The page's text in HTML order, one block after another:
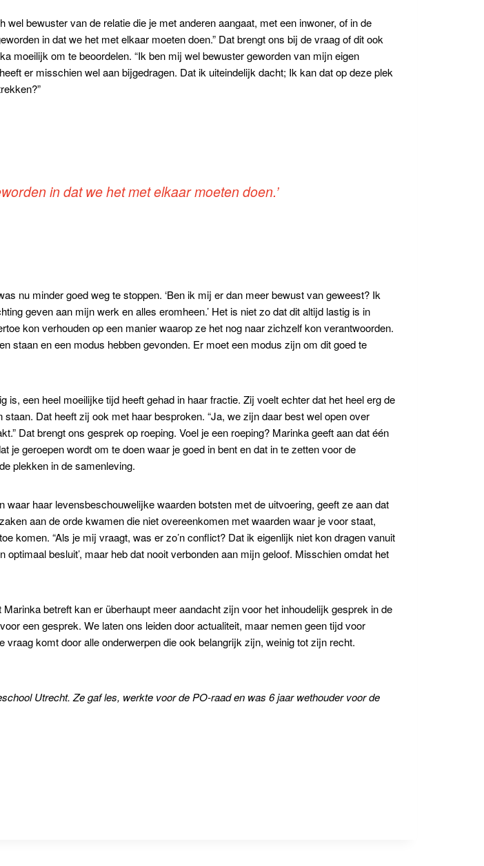
bewuster van de relatie die je met anderen aangaat, met een inwoner, of in de
in dat we het met elkaar moeten doen.” Dat brengt ons bij de vraag of dit ook
moeilijk om te beoordelen. “Ik ben mij wel bewuster geworden van mijn eigen
er misschien wel aan bijgedragen. Dat ik uiteindelijk dacht; Ik kan dat op deze plek
in dat we het met elkaar moeten doen.’
nu minder goed weg te stoppen. ‘Ben ik mij er dan meer bewust van geweest? Ik
geven aan mijn werk en alles eromheen.’ Het is niet zo dat dit altijd lastig is in
kon verhouden op een manier waarop ze het nog naar zichzelf kon verantwoorden.
staan en een modus hebben gevonden. Er moet een modus zijn om dit goed te
een heel moeilijke tijd heeft gehad in haar fractie. Zij voelt echter dat het heel erg de
Dat heeft zij ook met haar besproken. “Ja, we zijn daar best wel open over
Dat brengt ons gesprek op roeping. Voel je een roeping? Marinka geeft aan dat één
je geroepen wordt om te doen waar je goed in bent en dat in te zetten voor de
plekken in de samenleving.
haar levensbeschouwelijke waarden botsten met de uitvoering, geeft ze aan dat
aan de orde kwamen die niet overeenkomen met waarden waar je voor staat,
komen. “Als je mij vraagt, was er zo’n conflict? Dat ik eigenlijk niet kon dragen vanuit
besluit’, maar heb dat nooit verbonden aan mijn geloof. Misschien omdat het
betreft kan er überhaupt meer aandacht zijn voor het inhoudelijk gesprek in de
een gesprek. We laten ons leiden door actualiteit, maar nemen geen tijd voor
komt door alle onderwerpen die ook belangrijk zijn, weinig tot zijn recht.
Utrecht. Ze gaf les, werkte voor de PO-raad en was 6 jaar wethouder voor de